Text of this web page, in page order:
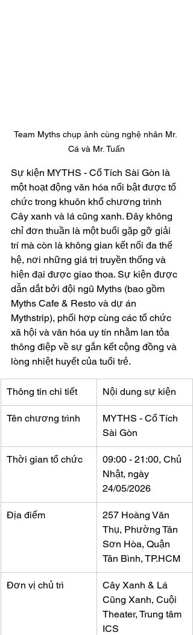
Team Myths chụp ảnh cùng nghệ nhân Mr.
Cá và Mr. Tuấn
Sự kiện MYTHS - Cổ Tích Sài Gòn là
một hoạt động văn hóa nổi bật được tổ
chức trong khuôn khổ chương trình
Cây xanh và lá cũng xanh. Đây không
chỉ đơn thuần là một buổi gặp gỡ giải
trí mà còn là không gian kết nối đa thế
hệ, nơi những giá trị truyền thống và
hiện đại được giao thoa. Sự kiện được
dẫn dắt bởi đội ngũ Myths (bao gồm
Myths Cafe & Resto và dự án
Mythstrip), phối hợp cùng các tổ chức
xã hội và văn hóa uy tín nhằm lan tỏa
thông điệp về sự gắn kết cộng đồng và
lòng nhiệt huyết của tuổi trẻ.
Thông tin chi tiết Nội dung sự kiện
Tên chương trình
MYTHS - Cổ Tích
Sài Gòn
Thời gian tổ chức
09:00 - 21:00, Chủ
Nhật, ngày
24/05/2026
Địa điểm
257 Hoàng Văn
Thụ, Phường Tân
Sơn Hòa, Quận
Tân Bình, TP.HCM
Đơn vị chủ trì
Cây Xanh & Lá
Cũng Xanh, Cuội
Theater, Trung tâm
ICS